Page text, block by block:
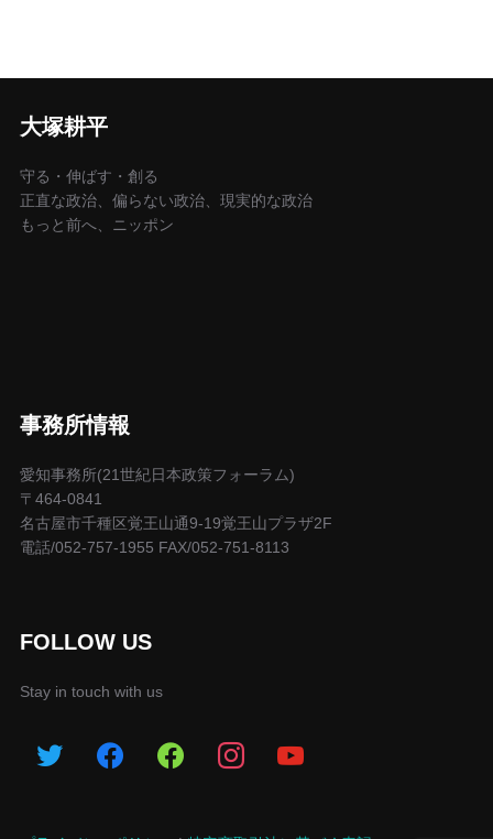
大塚耕平
守る・伸ばす・創る
正直な政治、偏らない政治、現実的な政治
もっと前へ、ニッポン
事務所情報
愛知事務所(21世紀日本政策フォーラム)
〒464-0841
名古屋市千種区覚王山通9-19覚王山プラザ2F
電話/052-757-1955 FAX/052-751-8113
FOLLOW US
Stay in touch with us